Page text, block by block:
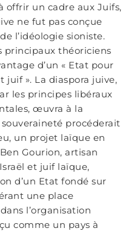
offrir un cadre aux Juifs,
ne fut pas conçue
l’idéologie sioniste.
principaux théoriciens
d’un « Etat pour
juif ». La diaspora juive,
les principes libéraux
œuvra à la
procéderait
un projet laïque en
Gourion, artisan
et juif laïque,
d’un Etat fondé sur
une place
l’organisation
comme un pays à